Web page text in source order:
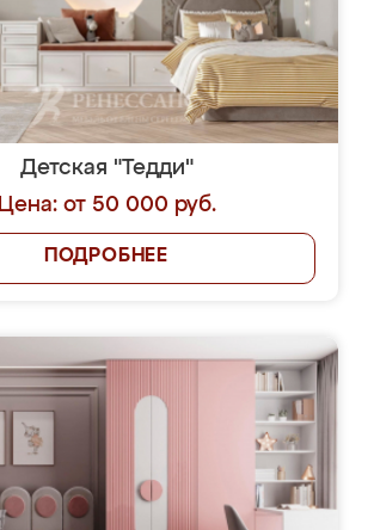
Детская "Тедди"
Цена: от 50 000 руб.
ПОДРОБНЕЕ